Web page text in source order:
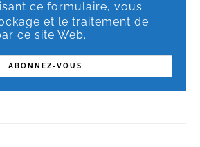
ce formulaire, vous
et le traitement de
ce site Web.